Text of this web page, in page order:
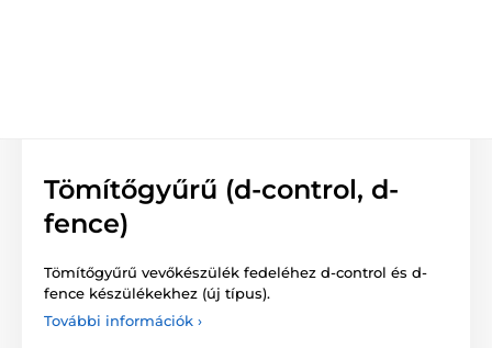
Tömítőgyűrű (d-control, d-
fence)
Tömítőgyűrű vevőkészülék fedeléhez d-control és d-
fence készülékekhez (új típus).
További információk ›